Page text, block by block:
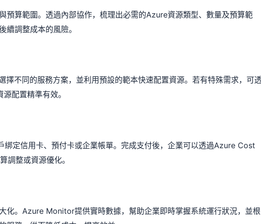
預算範圍。透過內部協作，梳理出必需的Azure資源類型、數量及預算範
續調整成本的風險。
不同的服務方案，並利用預設的範本快速配置資源。若有特殊需求，可
配置精準有效。
綁定信用卡、預付卡或企業帳單。完成支付後，企業可以透過Azure Cost
調整或資源優化。
化。Azure Monitor提供實時數據，幫助企業即時掌握系統運行狀況，並根